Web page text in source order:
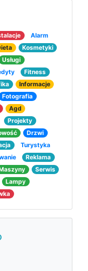
Alarm
Kosmetyki
Usługi
Fitness
Informacje
Fotografia
Agd
Projekty
Drzwi
Turystyka
Reklama
Serwis
Lampy